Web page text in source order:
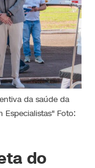
da saúde da
Foto:
do